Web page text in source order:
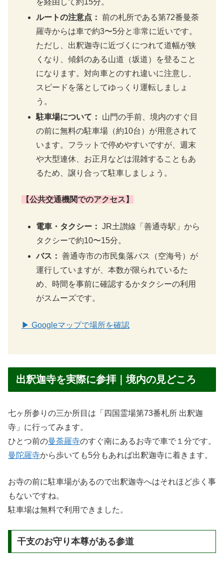
ルートの注意点： 前の札所である第72番曼荼
羅寺からは車で約3〜5分と非常に近いです。
ただし、出釈迦寺に近づくにつれて道幅が狭
くなり、傾斜のある山道（坂道）を登ること
になります。対向車とのすれ違いに注意し、
スピードを落としてゆっくり運転しましょ
う。
駐車場について：
山門の手前、境内のすぐ目
の前に無料の駐車場（約10台）が用意されて
います。フラットで停めやすいですが、週末
や大型連休、お正月などは混雑することもあ
るため、譲り合って駐車しましょう。
【公共交通機関でのアクセス】
電車・タクシー： JR土讃線「善通寺駅」から
タクシーで約10〜15分。
バス： 善通寺市の市民集落バス（空海号）が
運行していますが、本数が限られているた
め、時間を事前に確認するかタクシーの利用
がスムーズです。
▶ Googleマップで場所を確認
出釈迦寺を実際に参拝｜境内の見どころ
七ヶ所参りの三か所目は「四国霊場第73番札所 出釈迦
寺」に行ってみます。
ひとつ前の曼荼羅寺のすぐ南にあるお寺で車で１分です。
曼陀羅寺から歩いても5分もあれば出釈迦寺に着きます。
お寺の前に駐車場があるので出釈迦寺へはそれほど歩く事
もないですね。
駐車場は無料で利用できました。
干支のお守り本尊がある参道